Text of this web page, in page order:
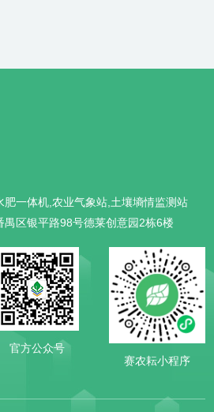
肥一体机,农业气象站,土壤墒情监测站
区银平路98号德莱创意园2栋6楼
官方公众号
赛农耘小程序